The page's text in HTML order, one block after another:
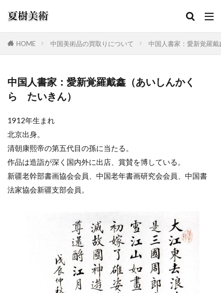
HOME 中国美術品の買取りについて 中国人書家：愛新覚羅
中国人書家：愛新覚羅戴鑫（あいしんかく
ら たいきん）
1912年生まれ
北京出身。
清朝康熙帝の第五代目の孫に当たる。
作品は造詣が深く国内外に出店、賞賛を博している。
新疆老幹部書画協会会員、中国老年書画研究会会員、中国書
法家協会新疆支部会員。
カテゴリー